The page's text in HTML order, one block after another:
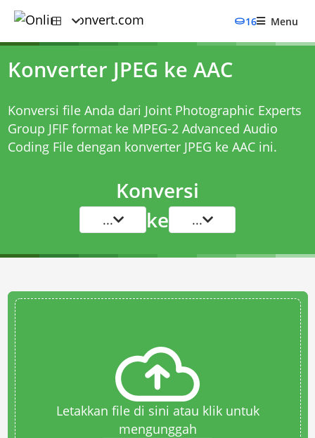
16 Menu
Konverter JPEG ke AAC
Konversi file Anda dari Joint Photographic Experts
Group JFIF format ke MPEG-2 Advanced Audio
Coding File dengan konverter JPEG ke AACini.
Konversi
... ke ...
Letakkan file di sini atau klik untuk
mengunggah